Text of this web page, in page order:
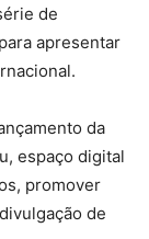
de
apresentar
da
espaço digital
promover
de